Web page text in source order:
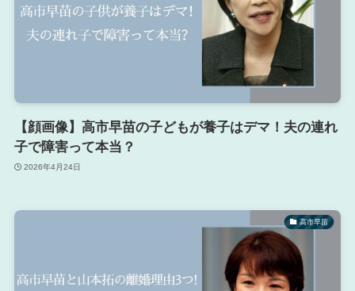
【顔画像】高市早苗の子どもが養子はデマ！夫の連れ
子で障害って本当？
2026年4月24日
高市早苗